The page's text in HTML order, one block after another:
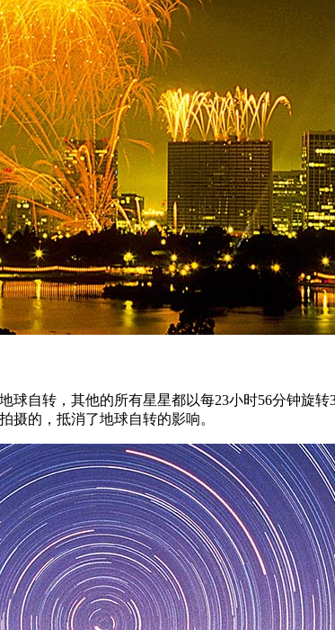
球自转，其他的所有星星都以每23小时56分钟旋
摄的，抵消了地球自转的影响。